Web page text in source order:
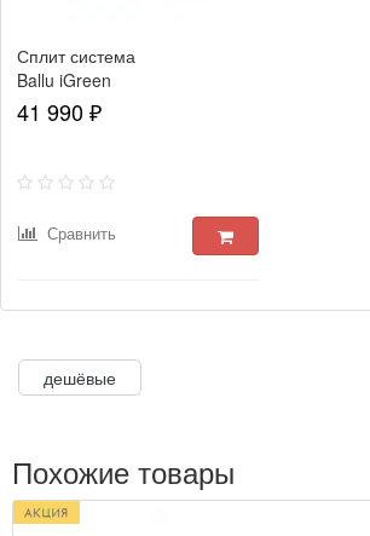
Сплит система
Ballu iGreen
Pro DC BSAGI-
12HN8
41 990 ₽
Сравнить
дешёвые
Похожие товары